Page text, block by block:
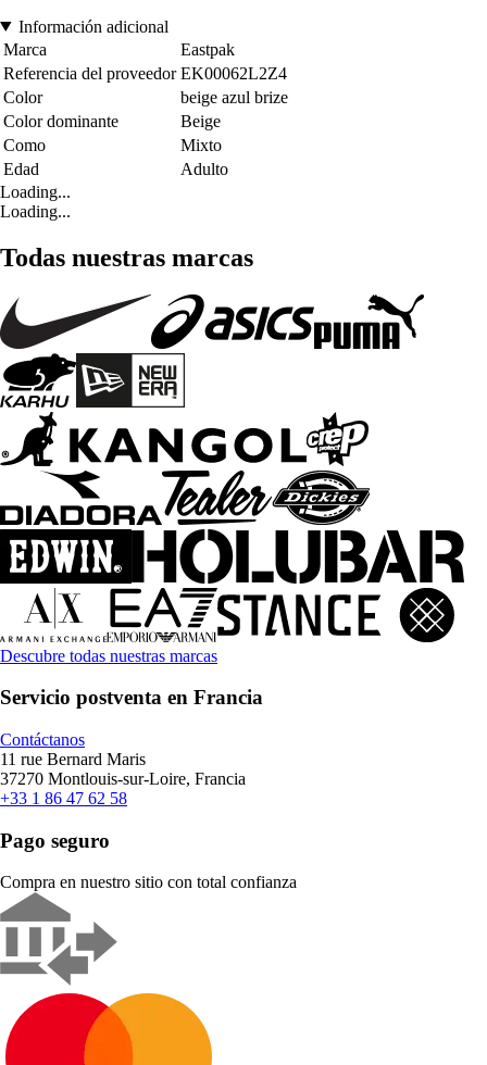
Información adicional
Marca
Eastpak
Referencia del proveedor EK00062L2Z4
Color
beige azul brize
Color dominante
Beige
Como
Mixto
Edad
Adulto
Loading...
Loading...
Todas nuestras marcas
Descubre todas nuestras marcas
Servicio postventa en Francia
Contáctanos
11 rue Bernard Maris
37270 Montlouis-sur-Loire, Francia
+33 1 86 47 62 58
Pago seguro
Compra en nuestro sitio con total confianza